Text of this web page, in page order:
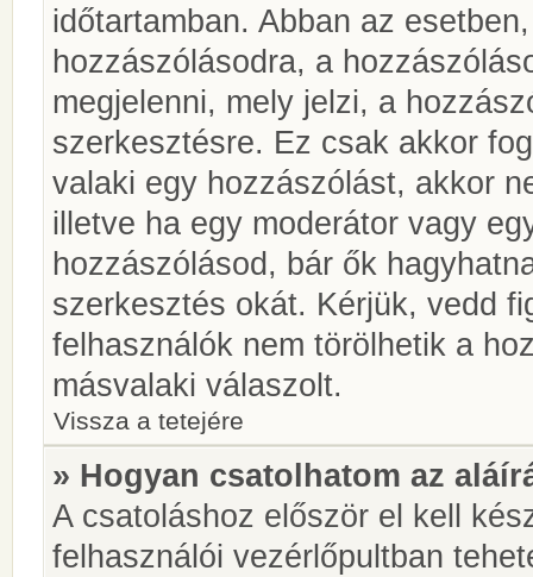
időtartamban. Abban az
hozzászólásodra, a
megjelenni, mely jelzi, a
szerkesztésre. Ez csak akkor
valaki egy hozzászólást, akkor
illetve ha egy moderátor vagy
hozzászólásod, bár ők
szerkesztés okát. Kérjük, vedd
felhasználók nem törölhetik a
másvalaki válaszolt.
Vissza a tetejére
» Hogyan csatolhatom az
A csatoláshoz először el kell
felhasználói vezérlőpultban